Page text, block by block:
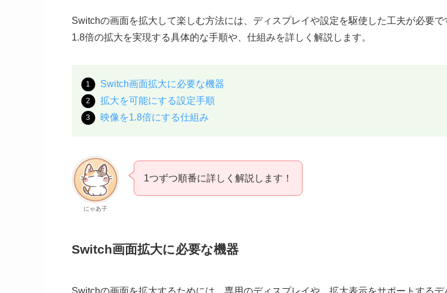
Switchの画面を拡大して楽しむ方法には、ディスプレイや設定を駆使した工夫が必要で
1.8倍の拡大を実現する具体的な手順や、仕組みを詳しく解説します。
Switch画面拡大に必要な機器
拡大を可能にする設定手順
映像を1.8倍にする仕組み
にゃあ子
1つずつ順番に詳しく解説します！
Switch画面拡大に必要な機器
Switchの画面を拡大するためには、専用のディスプレイや、拡大表示をサポートする